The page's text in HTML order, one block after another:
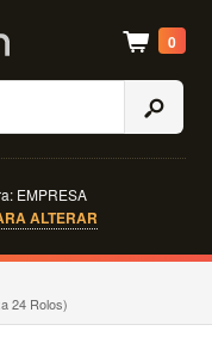
0
EMPRESA
ALTERAR
24 Rolos)